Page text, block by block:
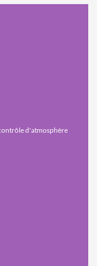
d'atmosphère